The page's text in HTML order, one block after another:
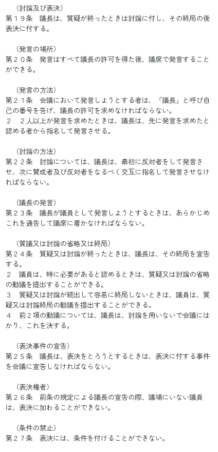
（討論及び表決）
第１９条 議長は、質疑が終ったときは討論に付し、その終局の後
表決に付する。
（発言の場所）
第２０条 発言はすべて議長の許可を得た後、議席で発言すること
ができる。
（発言の方法）
第２１条 会議において発言しようとする者は、「議長」と呼び自
己の番号を告げ、議長の許可を求めなければならない。
２ ２人以上が発言を求めたときは、議長は、先に発言を求めたと
認める者から指名して発言させる。
（討論の方法）
第２２条 討論については、議長は、最初に反対者をして発言さ
せ、次に賛成者及び反対者をなるべく交互に指名して発言させなけ
ればならない。
（議長の発言）
第２３条 議長が議員として発言しようとするときは、あらかじめ
これを通告して議席に着かなければならない。
（質議又は討論の省略又は終局）
第２４条 質疑又は討論が終ったときは、議長は、その終局を宣告
する。
２ 議員は、特に必要があると認めるときは、質疑又は討論の省略
の動議を提出することができる。
３ 質疑又は討論が続出して容易に終局しないときは、議員は、質
疑又は討論終局の動議を提出することができる。
４ 前２項の動議については、議長は、討論を用いないで会議には
かり、これを決する。
（表決事件の宣告）
第２５条 議長は、表決をとろうとするときは、表決に付する事件
を会議に宣告しなければならない。
（表決権者）
第２６条 前条の規定による議長の宣告の際、議場にいない議員
は、表決に加わることができない。
（条件の禁止）
第２７条 表決には、条件を付けることができない。